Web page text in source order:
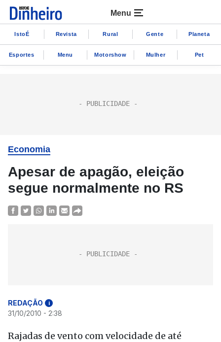
Menu
IstoÉ Revista Rural Gente Planeta
Esportes Menu Motorshow Mulher Pet
Economia
Apesar de apagão, eleição
segue normalmente no RS
REDAÇÃO i
31/10/2010 - 2:38
Rajadas de vento com velocidade de até